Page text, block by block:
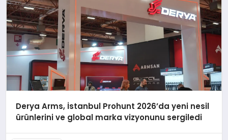
Derya Arms, İstanbul Prohunt 2026’da yeni nesil
ürünlerini ve global marka vizyonunu sergiledi